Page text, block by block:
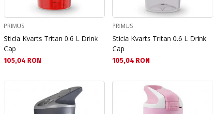
PRIMUS
Sticla Kvarts Tritan 0.6 L Drink
Cap
Текуща цена:
105,04 RON
PRIMUS
Sticla Kvarts Tritan 0.6 L Drink
Cap
Текуща цена:
105,04 RON